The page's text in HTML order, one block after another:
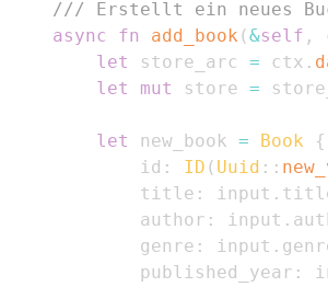
/// Erstellt ein neues
async
fn add_book (&self ,
let
store_arc = ctx .
let
mut store =
let new_book = Book
{
            id
: ID ( Uuid ::
            title
: input .
            author
: input .
            genre
: input .
            published_year
: